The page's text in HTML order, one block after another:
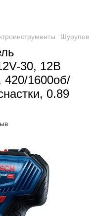
30, 12В
1600об/
0.89